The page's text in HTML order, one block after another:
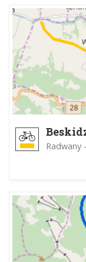
Radwany